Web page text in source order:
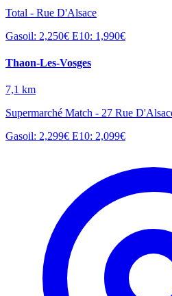
Total - Rue D'Alsace
Gasoil: 2,250€ E10: 1,990€
Thaon-Les-Vosges
7,1 km
Supermarché Match - 27 Rue
Gasoil: 2,299€ E10: 2,099€